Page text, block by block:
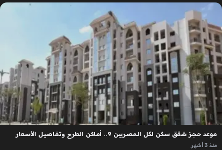
موعد حجز شقق سكن لكل المصريين 9.. أماكن الطرح وتفاصيل الأسعار
منذ 3 أشهر